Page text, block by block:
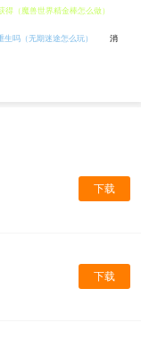
得（魔兽世界精金棒怎么做）
吗（无期迷途怎么玩） 消
下载
下载